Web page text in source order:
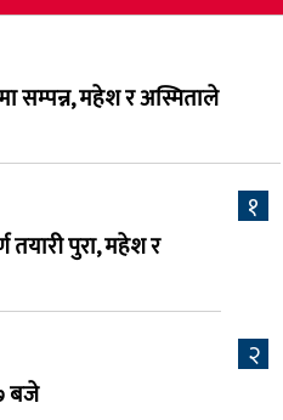
न्यौपाने बिजयी
नेप्लिज सोसाइटि अफ
२०८३ श्रावण ६, बुधबार
कामना खबर पत्रिका
क्यालगरी नेपाली मेला
सम्पन्न, महेश र अस्मिताले
१
तयारी पुरा, महेश र
२
बजे